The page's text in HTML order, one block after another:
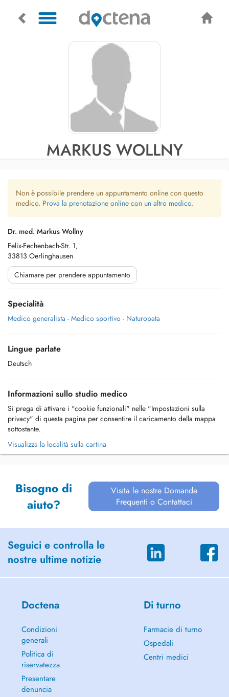
MARKUS WOLLNY
Non è possibile prendere un appuntamento online con questo
medico. Prova la prenotazione online con un altro medico.
Dr. med. Markus Wollny
Felix-Fechenbach-Str. 1,
33813 Oerlinghausen
Chiamare per prendere appuntamento
Specialità
Medico generalista - Medico sportivo - Naturopata
Lingue parlate
Deutsch
Informazioni sullo studio medico
Si prega di attivare i "cookie funzionali" nelle "Impostazioni sulla
privacy" di questa pagina per consentire il caricamento della mappa
sottostante.
Visualizza la località sulla cartina
Bisogno di
aiuto?
Visita le nostre Domande
Frequenti o Contattaci
Seguici e controlla le
nostre ultime notizie
Doctena
Condizioni
generali
Politica di
riservatezza
Presentare
denuncia
Di turno
Farmacie di turno
Ospedali
Centri medici